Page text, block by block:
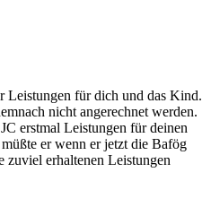
Leistungen für dich und das Kind.
nicht angerechnet werden.
erstmal Leistungen für deinen
er wenn er jetzt die Bafög
zuviel erhaltenen Leistungen